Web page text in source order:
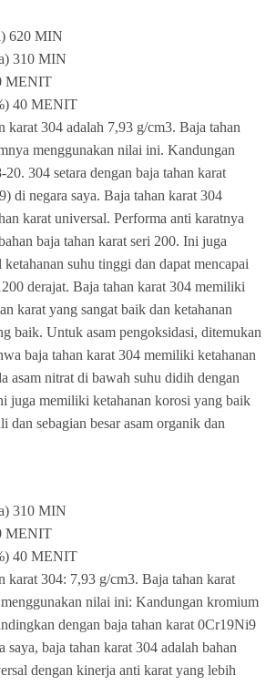
620 MIN
310 MIN
MENIT
40 MENIT
karat 304 adalah 7,93 g/cm3. Baja tahan
menggunakan nilai ini. Kandungan
304 setara dengan baja tahan karat
di negara saya. Baja tahan karat 304
karat universal. Performa anti karatnya
baja tahan karat seri 200. Ini juga
suhu tinggi dan dapat mencapai
derajat. Baja tahan karat 304 memiliki
karat yang sangat baik dan ketahanan
baik. Untuk asam pengoksidasi, ditemukan
baja tahan karat 304 memiliki ketahanan
asam nitrat di bawah suhu didih dengan
juga memiliki ketahanan korosi yang baik
dan sebagian besar asam organik dan
310 MIN
MENIT
40 MENIT
karat 304: 7,93 g/cm3. Baja tahan karat
nilai ini: Kandungan kromium
dengan baja tahan karat 0Cr19Ni9
baja tahan karat 304 adalah bahan
dengan kinerja anti karat yang lebih